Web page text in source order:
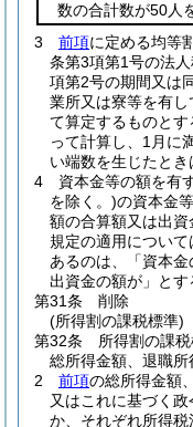
数の合計数が50人
3 前項に定める均等
条第3項第1号の法
項第2号の期間又は
業所又は寮等を有
て算定するものとす
って計算し、1月に
い端数を生じたとき
4
資本金等の額を有
を除く。)の資本金
額の合算額又は出
規定の適用について
あるのは、「資本
出資金の額が」とす
第31条
削除
(所得割の課税標準)
第32条
所得割の課
総所得金額、退職所
2
前項の総所得金額
又はこれに基づく
か、それぞれ所得税